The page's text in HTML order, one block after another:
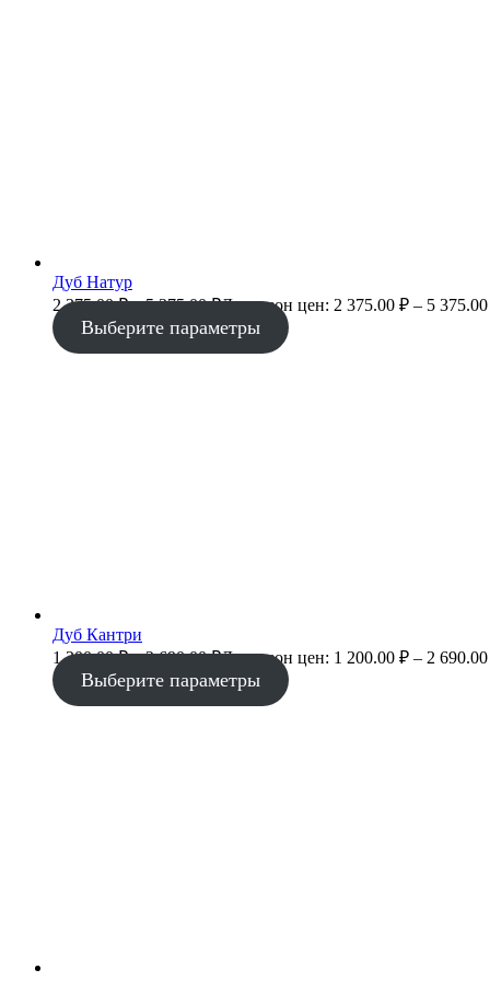
Дуб Натур
2 375.00₽ – 5 375.00₽Диапазон цен: 2 375.00 ₽ – 5
Выберите параметры
Дуб Кантри
1 200.00₽ – 2 690.00₽Диапазон цен: 1 200.00 ₽ – 2
Выберите параметры